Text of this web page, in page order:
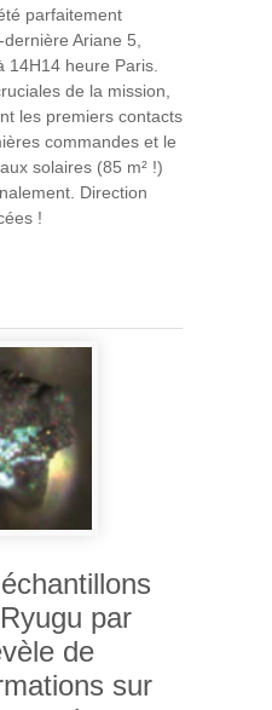
parfaitement
Ariane 5,
14H14 heure Paris.
de la mission,
les premiers contacts
commandes et le
solaires (85 m² !)
Direction
!
DANS L’ESPACE !
par
de
sur